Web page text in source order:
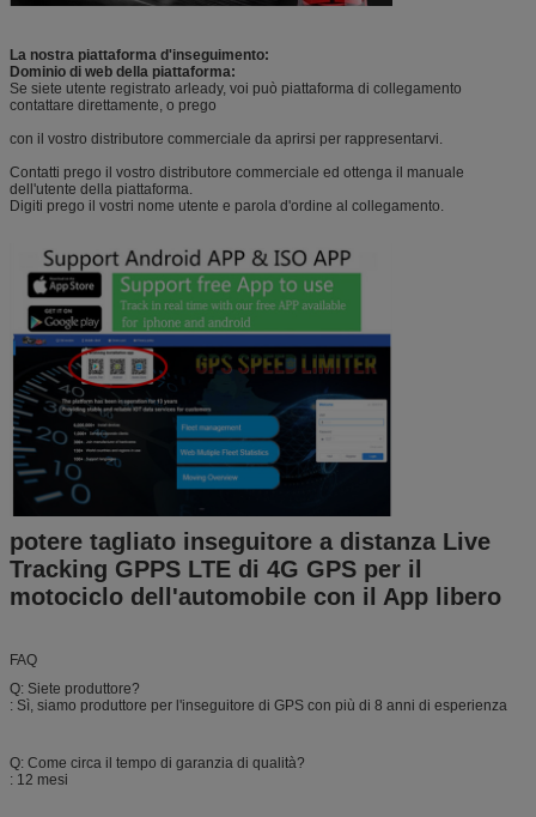
La nostra piattaforma d'inseguimento:
Dominio di web della piattaforma:
Se siete utente registrato arleady, voi può piattaforma di collegamento
contattare direttamente, o prego
con il vostro distributore commerciale da aprirsi per rappresentarvi.
Contatti prego il vostro distributore commerciale ed ottenga il manuale
dell'utente della piattaforma.
Digiti prego il vostri nome utente e parola d'ordine al collegamento.
potere tagliato inseguitore a distanza Live
Tracking GPPS LTE di 4G GPS per il
motociclo dell'automobile con il App libero
FAQ
Q: Siete produttore?
: Sì, siamo produttore per l'inseguitore di GPS con più di 8 anni di esperienza
Q: Come circa il tempo di garanzia di qualità?
: 12 mesi